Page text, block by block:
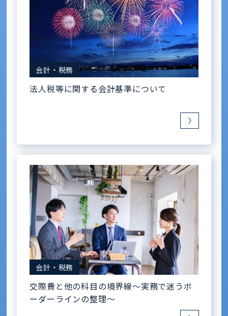
会計・税務
法人税等に関する会計基準について
会計・税務
交際費と他の科目の境界線〜実務で迷うボ
ーダーラインの整理〜